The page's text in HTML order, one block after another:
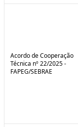
Acordo de Cooperação
Técnica nº 22/2025 -
FAPEG/SEBRAE